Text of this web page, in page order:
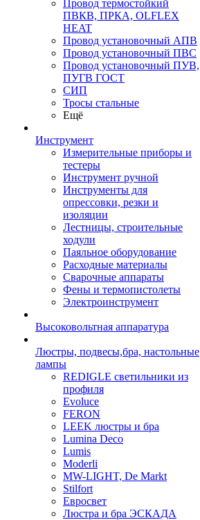
Провод термостойкий
ПВКВ, ПРКА, OLFLEX
HEAT
Провод установочный АПВ
Провод установочный ПВС
Провод установочный ПУВ,
ПУГВ ГОСТ
СИП
Тросы стальные
Ещё
Инструмент
Измерительные приборы и
тестеры
Инструмент ручной
Инструменты для
опрессовки, резки и
изоляции
Лестницы, строительные
ходули
Паяльное оборудование
Расходные материалы
Сварочные аппараты
Фены и термопистолеты
Электроинструмент
Высоковольтная аппаратура
Люстры, подвесы,бра, настольные
лампы
REDIGLE светильники из
профиля
Evoluce
FERON
LEEK люстры и бра
Lumina Deco
Lumis
Moderli
MW-LIGHT, De Markt
Stilfort
Евросвет
Люстра и бра ЭСКАДА